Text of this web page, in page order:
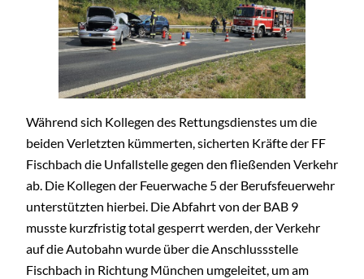
Während sich Kollegen des Rettungsdienstes um die
beiden Verletzten kümmerten, sicherten Kräfte der FF
Fischbach die Unfallstelle gegen den fließenden Verkehr
ab. Die Kollegen der Feuerwache 5 der Berufsfeuerwehr
unterstützten hierbei. Die Abfahrt von der BAB 9
musste kurzfristig total gesperrt werden, der Verkehr
auf die Autobahn wurde über die Anschlussstelle
Fischbach in Richtung München umgeleitet, um am